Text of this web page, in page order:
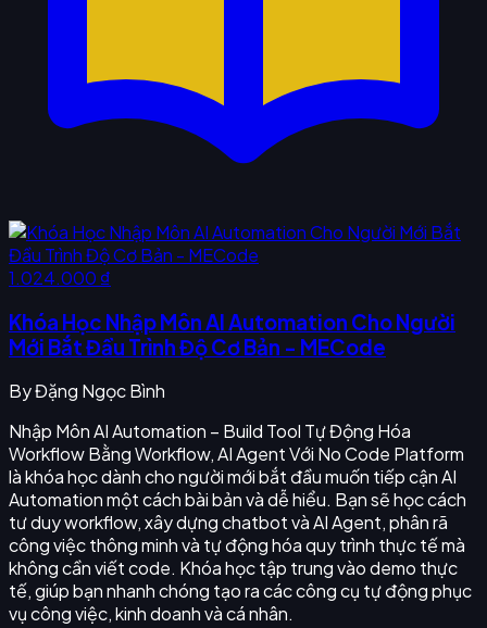
1.024.000 ₫
Khóa Học Nhập Môn AI Automation Cho Người
Mới Bắt Đầu Trình Độ Cơ Bản - MECode
ByĐặng Ngọc Bình
Nhập Môn AI Automation – Build Tool Tự Động Hóa
Workflow Bằng Workflow, AI Agent Với No Code Platform
là khóa học dành cho người mới bắt đầu muốn tiếp cận AI
Automation một cách bài bản và dễ hiểu. Bạn sẽ học cách
tư duy workflow, xây dựng chatbot và AI Agent, phân rã
công việc thông minh và tự động hóa quy trình thực tế mà
không cần viết code. Khóa học tập trung vào demo thực
tế, giúp bạn nhanh chóng tạo ra các công cụ tự động phục
vụ công việc, kinh doanh và cá nhân.